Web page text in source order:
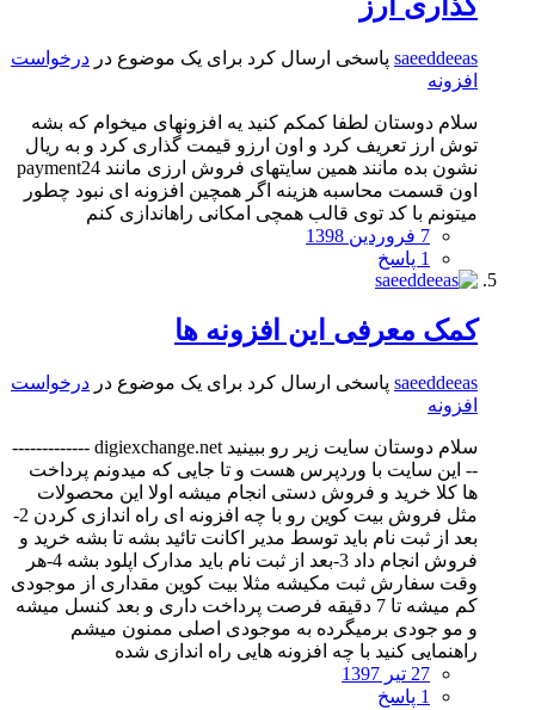
saeeddeeas پاسخی ارسال کرد برای یک موضوع در درخواست
افزونه
سلام دوستان لطفا کمکم کنید یه افزونهای میخوام که بشه
توش ارز تعریف کرد و اون ارزو قیمت گذاری کرد و به ریال
نشون بده مانند همین سایتهای فروش ارزی مانند payment24
اون قسمت محاسبه هزینه اگر همچین افزونه ای نبود چطور
میتونم با کد توی قالب همچی امکانی راهاندازی کنم
7 فروردین 1398
1 پاسخ
کمک معرفی این افزونه ها
saeeddeeas پاسخی ارسال کرد برای یک موضوع در درخواست
افزونه
سلام دوستان سایت زیر رو ببینید digiexchange.net -------------
-- این سایت با وردپرس هست و تا جایی که میدونم پرداخت
ها کلا خرید و فروش دستی انجام میشه اولا این محصولات
مثل فروش بیت کوین رو با چه افزونه ای راه اندازی کردن 2-
بعد از ثبت نام باید توسط مدیر اکانت تائید بشه تا بشه خرید و
فروش انجام داد 3-بعد از ثبت نام باید مدارک اپلود بشه 4-هر
وقت سفارش ثبت مکیشه مثلا بیت کوین مقداری از موجودی
کم میشه تا 7 دقیقه فرصت پرداخت داری و بعد کنسل میشه
و مو جودی برمیگرده به موجودی اصلی ممنون میشم
راهنمایی کنید با چه افزونه هایی راه اندازی شده
27 تیر 1397
1 پاسخ